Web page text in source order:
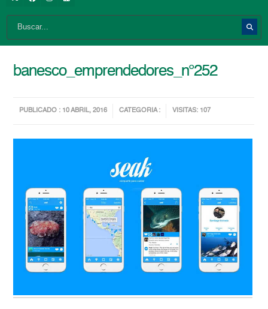
banesco_emprendedores_n°252
PUBLICADO : 10 ABRIL, 2016 CATEGORIA : VISITAS: 107